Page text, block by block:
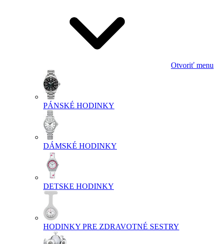
Otvoriť menu
PÁNSKÉ HODINKY
DÁMSKÉ HODINKY
DETSKE HODINKY
HODINKY PRE ZDRAVOTNÉ SESTRY